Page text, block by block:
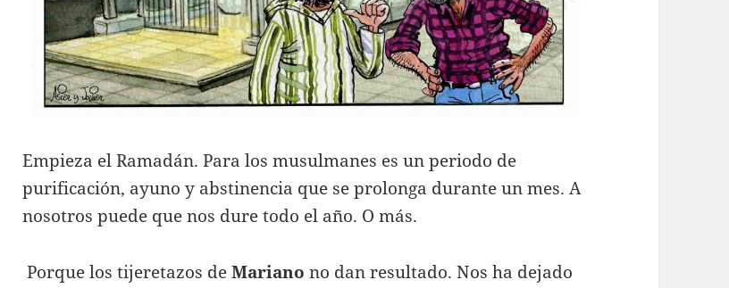
Empieza el Ramadán. Para los musulmanes es un periodo de
purificación, ayuno y abstinencia que se prolonga durante un mes. A
nosotros puede que nos dure todo el año. O más.
Porque los tijeretazos deMariano no dan resultado. Nos ha dejado